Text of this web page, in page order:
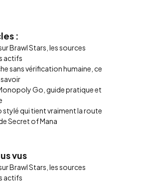
:
Brawl Stars, les sources
actifs
sans vérification humaine, ce
Go, guide pratique et
stylé qui tient vraiment la route
Secret of Mana
vus
Brawl Stars, les sources
actifs